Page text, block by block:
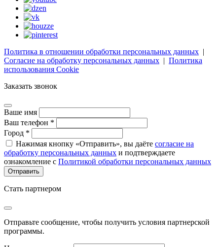
Политика в отношении обработки персональных данных |
Согласие на обработку персональных данных | Политика
использования Cookie
Заказать звонок
Ваше имя
Ваш телефон *
Город *
Нажимая кнопку «Отправить», вы даёте согласие на
обработку персональных данных и подтверждаете
ознакомление с Политикой обработки персональных данных
Стать партнером
Отправьте сообщение, чтобы получить условия партнерской
программы.